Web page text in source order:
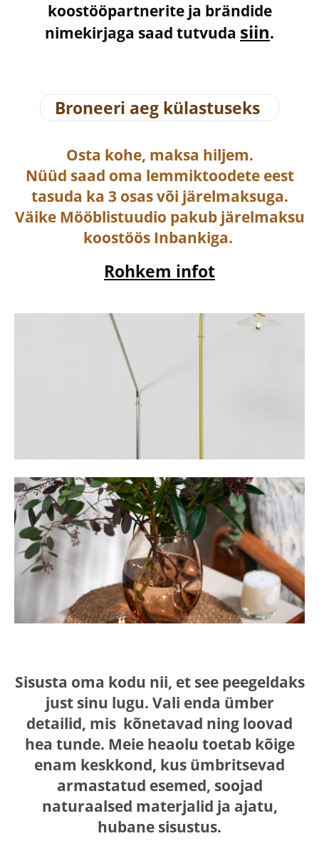
koostööpartnerite ja brändide
nimekirjaga saad tutvuda siin.
Broneeri aeg külastuseks
Osta kohe, maksa hiljem.
Nüüd saad oma lemmiktoodete eest
tasuda ka 3 osas või järelmaksuga.
Väike Mööblistuudio pakub järelmaksu
koostöös Inbankiga.
Rohkem infot
Sisusta oma kodu nii, et see peegeldaks
just sinu lugu. Vali enda ümber
detailid, mis kõnetavad ning loovad
hea tunde. Meie heaolu toetab kõige
enam keskkond, kus ümbritsevad
armastatud esemed, soojad
naturaalsed materjalid ja ajatu,
hubane sisustus.